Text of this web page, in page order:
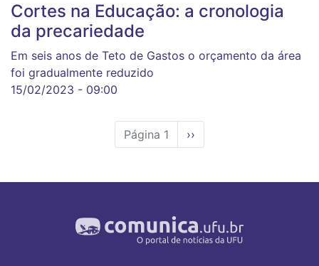
Cortes na Educação: a cronologia
da precariedade
Em seis anos de Teto de Gastos o orçamento da área
foi gradualmente reduzido
15/02/2023 - 09:00
Página 1
Próxima
página
››